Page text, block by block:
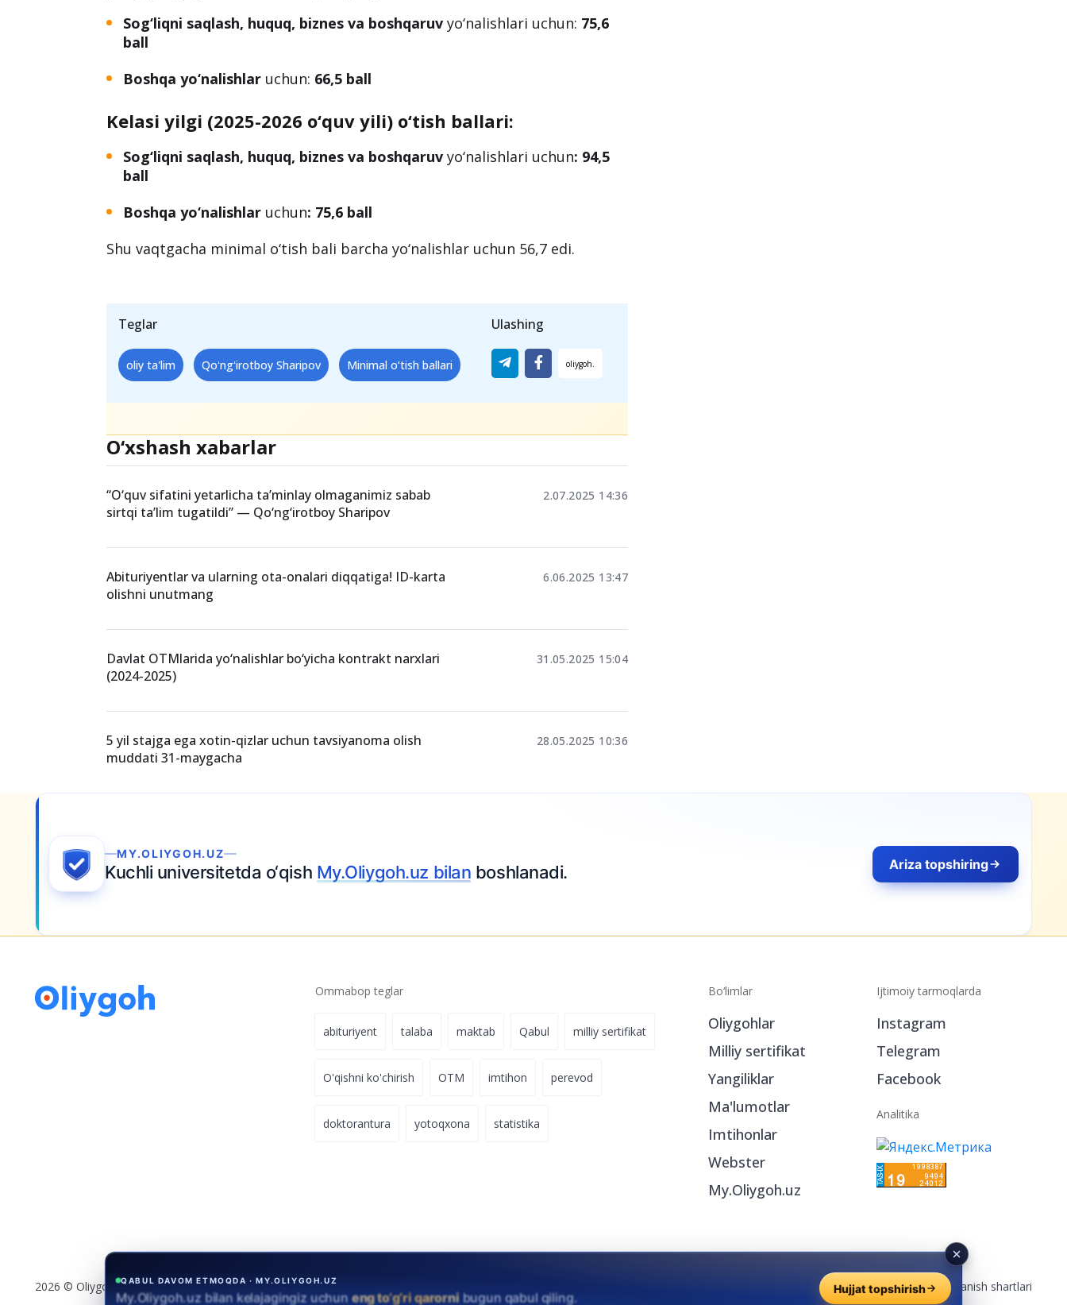
Sog‘liqni saqlash, huquq, biznes va boshqaruv yo‘nalishlari uchun: 75,6
ball
Boshqa yo‘nalishlar uchun: 66,5 ball
Kelasi yilgi (2025-2026 o‘quv yili) o‘tish ballari:
Sog‘liqni saqlash, huquq, biznes va boshqaruvyo‘nalishlari uchun: 94,5
ball
Boshqa yo‘nalishlar uchun: 75,6 ball
Shu vaqtgacha minimal o‘tish bali barcha yo‘nalishlar uchun 56,7 edi.
Teglar
oliy ta'lim Qoʻngʻirotboy Sharipov Minimal o‘tish ballari
Ulashing
O‘xshash xabarlar
“O‘quv sifatini yetarlicha taʼminlay olmaganimiz sabab
sirtqi taʼlim tugatildi” — Qo‘ng‘irotboy Sharipov
2.07.2025 14:36
Abituriyentlar va ularning ota-onalari diqqatiga! ID-karta
olishni unutmang
6.06.2025 13:47
Davlat OTMlarida yo‘nalishlar bo‘yicha kontrakt narxlari
(2024-2025)
31.05.2025 15:04
5 yil stajga ega xotin-qizlar uchun tavsiyanoma olish
muddati 31-maygacha
28.05.2025 10:36
Ariza topshiring
Ommabop teglar
abituriyent talaba maktab Qabul milliy sertifikat
O'qishni ko'chirish OTM imtihon perevod
doktorantura yotoqxona statistika
Bo‘limlar
Oliygohlar
Milliy sertifikat
Yangiliklar
Ma'lumotlar
Imtihonlar
Webster
My.Oliygoh.uz
Ijtimoiy tarmoqlarda
Instagram
Telegram
Facebook
Analitika
2026 © Oliygoh.uz, Barcha huquqlar himoyalangan Reklama/Foydalanish shartlari
QABUL DAVOM ETMOQDA · MY.OLIYGOH.UZ
My.Oliygoh.uz bilan kelajagingiz uchun eng to‘g‘ri qarornibugun qabul qiling. Hujjat topshirish